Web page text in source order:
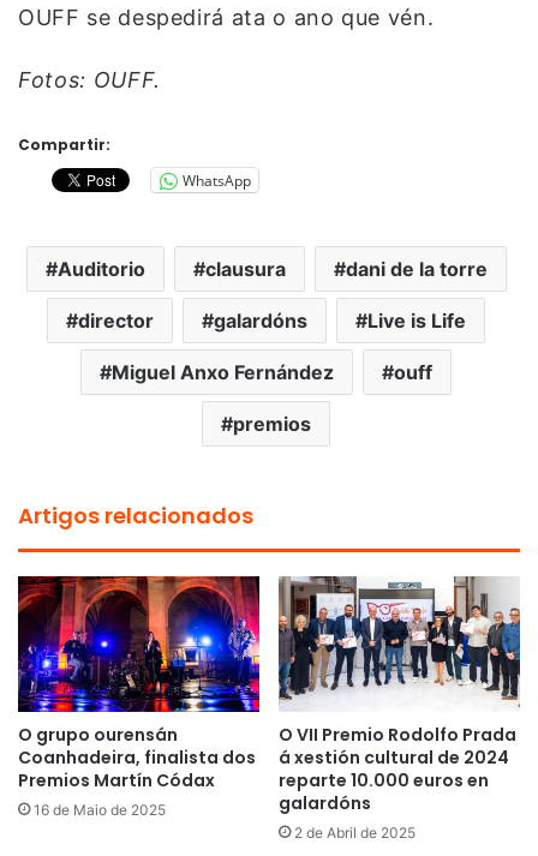
OUFF se despedirá ata o ano que vén.
Fotos: OUFF.
Compartir:
WhatsApp
Auditorio clausura dani de la torre
director galardóns Live is Life
Miguel Anxo Fernández ouff
premios
Artigos relacionados
O grupo ourensán
Coanhadeira, finalista dos
Premios Martín Códax
16 de Maio de 2025
O VII Premio Rodolfo Prada
á xestión cultural de 2024
reparte 10.000 euros en
galardóns
2 de Abril de 2025